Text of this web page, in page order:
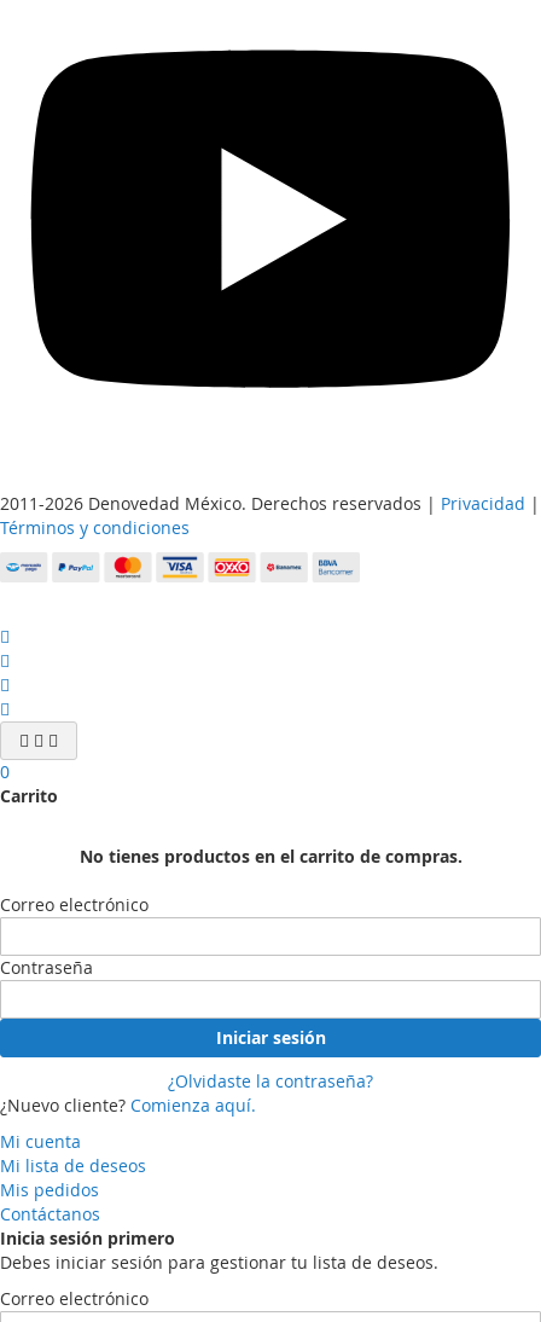
2011-2026 Denovedad México. Derechos reservados | Privacidad |
Términos y condiciones
0
Carrito
No tienes productos en el carrito de compras.
Correo electrónico
Contraseña
Iniciar sesión
¿Olvidaste la contraseña?
¿Nuevo cliente? Comienza aquí.
Mi cuenta
Mi lista de deseos
Mis pedidos
Contáctanos
Inicia sesión primero
Debes iniciar sesión para gestionar tu lista de deseos.
Correo electrónico